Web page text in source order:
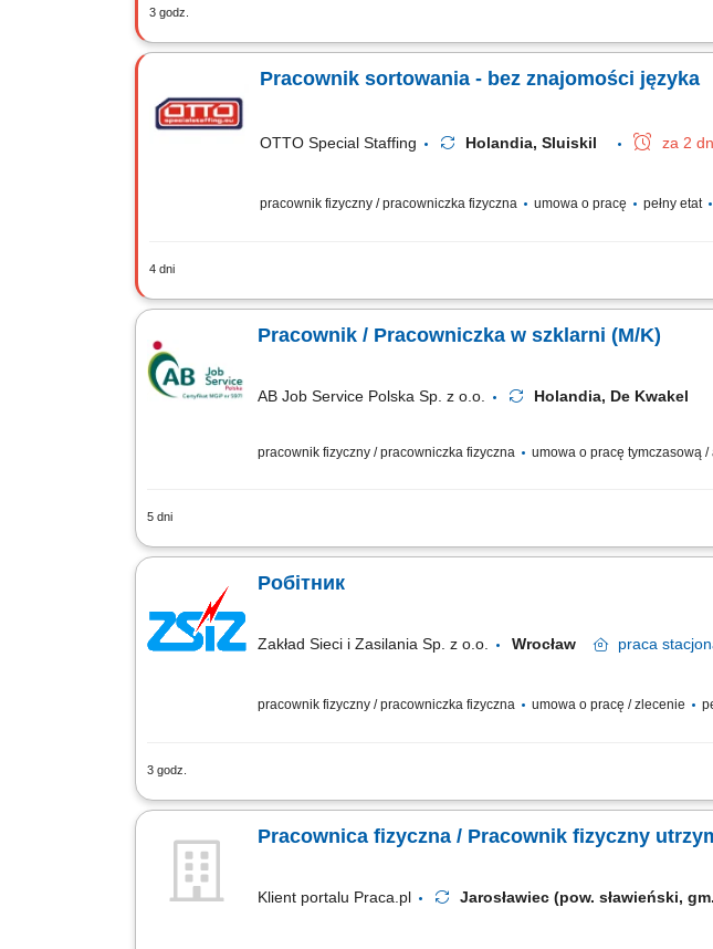
3 godz.
Zakres obowiązków ręczne i mechaniczne sortowanie materiałów
Pracownik sortowania - bez znajomości języka
OTTO Special Staffing Holandia, Sluiskil za 2
pracownik fizyczny / pracowniczka fizyczna umowa o pracę pełny etat
4 dni
Otrzymujesz całkowite wynagrodzenie godzinowe brutto w wysokości
Pracownik / Pracowniczka w szklarni (M/K)
AB Job Service Polska Sp. z o.o. Holandia, De Kwakel
pracownik fizyczny / pracowniczka fizyczna umowa o pracę tymczasową
5 dni
Nasz klient to międzynarodowa, holenderska firma specjalizująca się w
Робітник
Zakład Sieci i Zasilania Sp. z o.o. Wrocław praca
pracownik fizyczny / pracowniczka fizyczna umowa o pracę / zlecenie
3 godz.
Робота в будівельній компанії - енергетика та дорожнє господарство.
Pracownica fizyczna / Pracownik fizyczny
Klient portalu Praca.pl Jarosławiec (pow. sławieński,